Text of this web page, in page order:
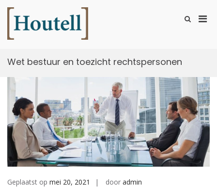
naar
inhoud
Toon
Wet bestuur en toezicht rechtspersonen
Geplaatst op mei 20, 2021 door admin